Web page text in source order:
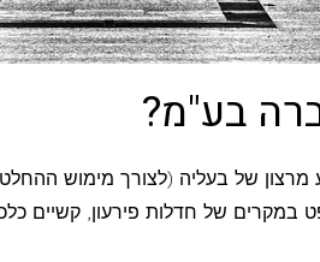
בע"מ?
של חדלות פירעון, קשיים